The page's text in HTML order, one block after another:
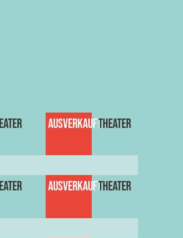
AusverkauftTheater
AusverkauftTheater